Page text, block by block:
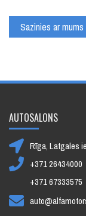
Sazinies ar mums
AUTOSALONS
Rīga, Latgales
+371 26434000
+371 67333575